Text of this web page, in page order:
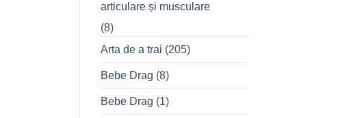
articulare și musculare
(8)
Arta de a trai (205)
Bebe Drag (8)
Bebe Drag (1)